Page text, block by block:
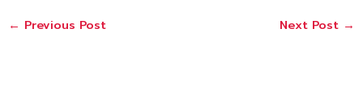
← Previous Post Next Post →